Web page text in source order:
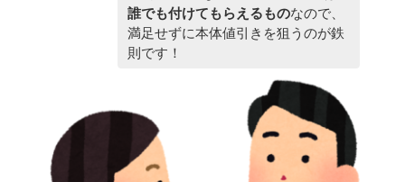
誰でも付けてもらえるものなので、
満足せずに本体値引きを狙うのが鉄
則です！